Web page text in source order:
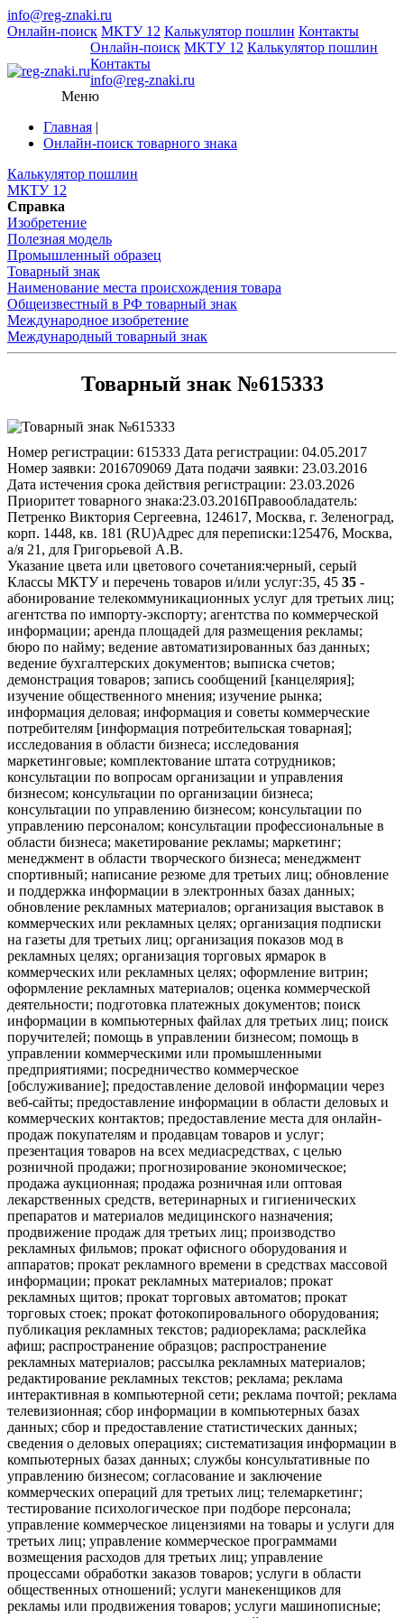
info@reg-znaki.ru
Онлайн-поиск МКТУ 12 Калькулятор пошлин Контакты
Онлайн-поиск МКТУ 12 Калькулятор пошлин
Контакты
info@reg-znaki.ru
Меню
Главная |
Онлайн-поиск товарного знака
Калькулятор пошлин
МКТУ 12
Справка
Изобретение
Полезная модель
Промышленный образец
Товарный знак
Наименование места происхождения товара
Общеизвестный в РФ товарный знак
Международное изобретение
Международный товарный знак
Товарный знак №615333
Номер регистрации: 615333 Дата регистрации: 04.05.2017
Номер заявки: 2016709069 Дата подачи заявки: 23.03.2016
Дата истечения срока действия регистрации: 23.03.2026
Приоритет товарного знака:23.03.2016Правообладатель:
Петренко Виктория Сергеевна, 124617, Москва, г. Зеленоград,
корп. 1448, кв. 181 (RU)Адрес для переписки:125476, Москва,
а/я 21, для Григорьевой А.В.
Указание цвета или цветового сочетания:черный, серый
Классы МКТУ и перечень товаров и/или услуг:35, 45 35 -
абонирование телекоммуникационных услуг для третьих лиц;
агентства по импорту-экспорту; агентства по коммерческой
информации; аренда площадей для размещения рекламы;
бюро по найму; ведение автоматизированных баз данных;
ведение бухгалтерских документов; выписка счетов;
демонстрация товаров; запись сообщений [канцелярия];
изучение общественного мнения; изучение рынка;
информация деловая; информация и советы коммерческие
потребителям [информация потребительская товарная];
исследования в области бизнеса; исследования
маркетинговые; комплектование штата сотрудников;
консультации по вопросам организации и управления
бизнесом; консультации по организации бизнеса;
консультации по управлению бизнесом; консультации по
управлению персоналом; консультации профессиональные в
области бизнеса; макетирование рекламы; маркетинг;
менеджмент в области творческого бизнеса; менеджмент
спортивный; написание резюме для третьих лиц; обновление
и поддержка информации в электронных базах данных;
обновление рекламных материалов; организация выставок в
коммерческих или рекламных целях; организация подписки
на газеты для третьих лиц; организация показов мод в
рекламных целях; организация торговых ярмарок в
коммерческих или рекламных целях; оформление витрин;
оформление рекламных материалов; оценка коммерческой
деятельности; подготовка платежных документов; поиск
информации в компьютерных файлах для третьих лиц; поиск
поручителей; помощь в управлении бизнесом; помощь в
управлении коммерческими или промышленными
предприятиями; посредничество коммерческое
[обслуживание]; предоставление деловой информации через
веб-сайты; предоставление информации в области деловых и
коммерческих контактов; предоставление места для онлайн-
продаж покупателям и продавцам товаров и услуг;
презентация товаров на всех медиасредствах, с целью
розничной продажи; прогнозирование экономическое;
продажа аукционная; продажа розничная или оптовая
лекарственных средств, ветеринарных и гигиенических
препаратов и материалов медицинского назначения;
продвижение продаж для третьих лиц; производство
рекламных фильмов; прокат офисного оборудования и
аппаратов; прокат рекламного времени в средствах массовой
информации; прокат рекламных материалов; прокат
рекламных щитов; прокат торговых автоматов; прокат
торговых стоек; прокат фотокопировального оборудования;
публикация рекламных текстов; радиореклама; расклейка
афиш; распространение образцов; распространение
рекламных материалов; рассылка рекламных материалов;
редактирование рекламных текстов; реклама; реклама
интерактивная в компьютерной сети; реклама почтой; реклама
телевизионная; сбор информации в компьютерных базах
данных; сбор и предоставление статистических данных;
сведения о деловых операциях; систематизация информации в
компьютерных базах данных; службы консультативные по
управлению бизнесом; согласование и заключение
коммерческих операций для третьих лиц; телемаркетинг;
тестирование психологическое при подборе персонала;
управление коммерческое лицензиями на товары и услуги для
третьих лиц; управление коммерческое программами
возмещения расходов для третьих лиц; управление
процессами обработки заказов товаров; услуги в области
общественных отношений; услуги манекенщиков для
рекламы или продвижения товаров; услуги машинописные;